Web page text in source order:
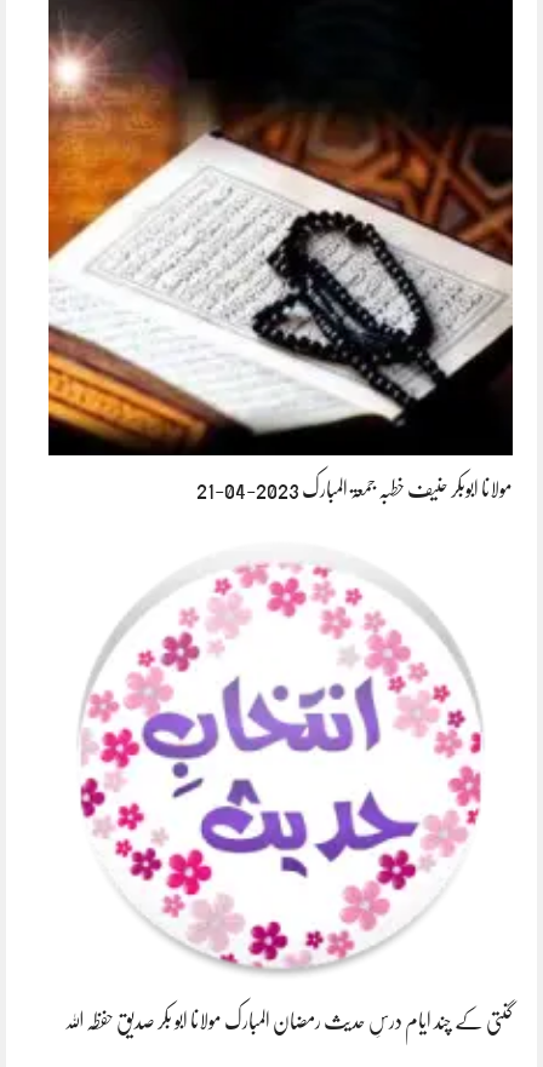
مولانا ابوبکر حنیف خطبہ جمعۃ المبارک 2023-04-21
گنتی کے چند ایام درسِ حدیث رمضان المبارک مولانا ابو بکر صدیق حفظہ اللہ